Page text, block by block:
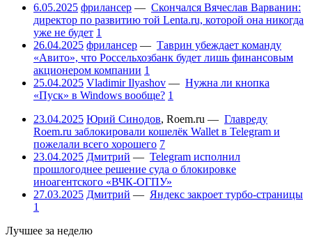
6.05.2025 фрилансер — Скончался Вячеслав Варванин:
директор по развитию той Lenta.ru, которой она никогда
уже не будет 1
26.04.2025 фрилансер — Таврин убеждает команду
«Авито», что Россельхозбанк будет лишь финансовым
акционером компании 1
25.04.2025 Vladimir Ilyashov — Нужна ли кнопка
«Пуск» в Windows вообще? 1
23.04.2025 Юрий Синодов, Roem.ru — Главреду
Roem.ru заблокировали кошелёк Wallet в Telegram и
пожелали всего хорошего 7
23.04.2025 Дмитрий — Telegram исполнил
прошлогоднее решение суда о блокировке
иноагентского «ВЧК-ОГПУ»
27.03.2025 Дмитрий — Яндекс закроет турбо-страницы
1
Лучшее за неделю